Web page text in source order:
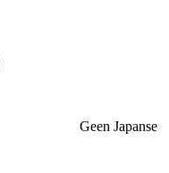
Geen Japanse